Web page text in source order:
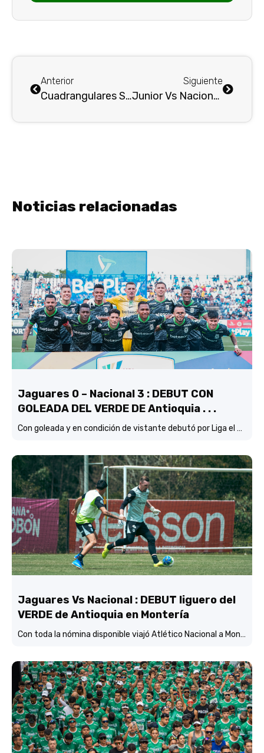
Anterior
Cuadrangulares Semifinales : Nacional recibe al Junior en Ditaires . . .
Siguiente
Junior Vs Nacional : Partido crucial en Barranquilla…
Noticias relacionadas
Jaguares 0 – Nacional 3 : DEBUT CON
GOLEADA DEL VERDE DE Antioquia . . .
Con goleada y en condición de vistante debutó por Liga el verde de Lucas González frente a Jaguares de Córdoba.
Jaguares Vs Nacional : DEBUT liguero del
VERDE de Antioquia en Montería
Con toda la nómina disponible viajó Atlético Nacional a Montería y está concentrado y listo para enfrentar mañana (3:45 p.m.) a Jaguares de Córdoba en el estadio Jaraguay.